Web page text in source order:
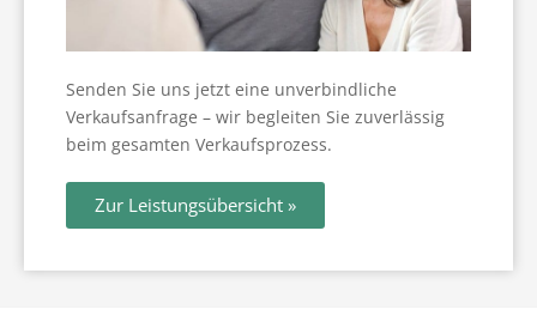
Senden Sie uns jetzt eine unverbindliche
Verkaufsanfrage – wir begleiten Sie zuverlässig
beim gesamten Verkaufsprozess.
Zur Leistungsübersicht »